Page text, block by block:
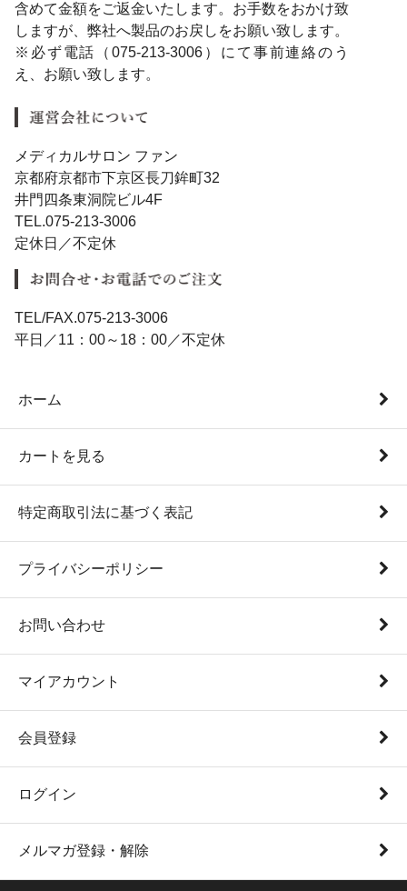
含めて金額をご返金いたします。お手数をおかけ致
しますが、弊社へ製品のお戻しをお願い致します。
※必ず電話（075-213-3006）にて事前連絡のう
え、お願い致します。
メディカルサロン ファン
京都府京都市下京区長刀鉾町32
井門四条東洞院ビル4F
TEL.075-213-3006
定休日／不定休
TEL/FAX.075-213-3006
平日／11：00～18：00／不定休
ホーム
カートを見る
特定商取引法に基づく表記
プライバシーポリシー
お問い合わせ
マイアカウント
会員登録
ログイン
メルマガ登録・解除